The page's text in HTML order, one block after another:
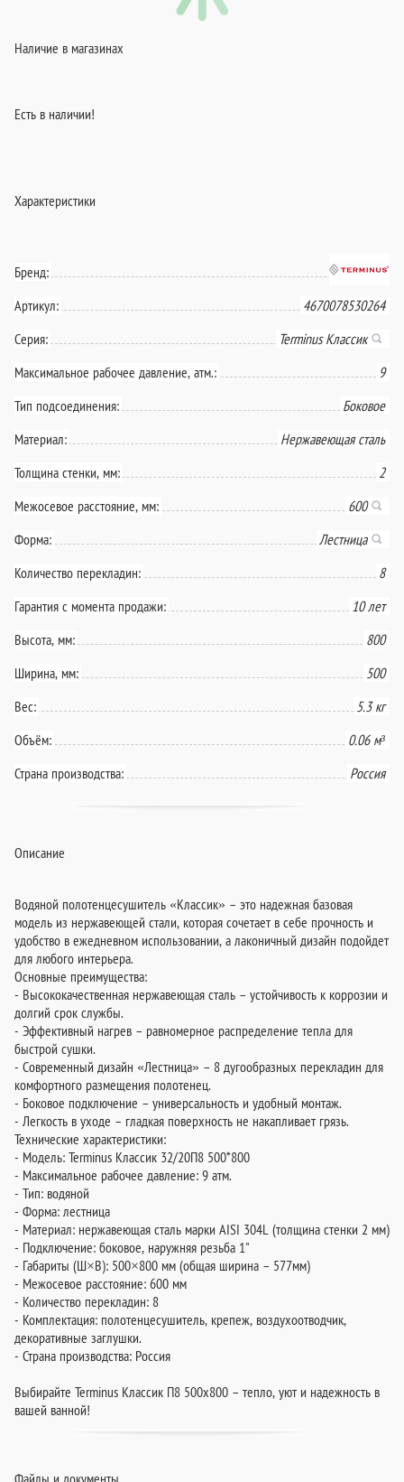
Наличие в магазинах
Есть в наличии!
Характеристики
Бренд:
Артикул:
4670078530264
Серия:
Terminus Классик
Максимальное рабочее давление, атм.:
9
Тип подсоединения:
Боковое
Материал:
Нержавеющая сталь
Толщина стенки, мм:
2
Межосевое расстояние, мм:
600
Форма:
Лестница
Количество перекладин:
8
Гарантия с момента продажи:
10 лет
Высота, мм:
800
Ширина, мм:
500
Вес:
5.3 кг
Объём:
0.06 м³
Страна производства:
Россия
Описание
Водяной полотенцесушитель «Классик» – это надежная базовая
модель из нержавеющей стали, которая сочетает в себе прочность и
удобство в ежедневном использовании, а лаконичный дизайн подойдет
для любого интерьера.
Основные преимущества:
- Высококачественная нержавеющая сталь – устойчивость к коррозии и
долгий срок службы.
- Эффективный нагрев – равномерное распределение тепла для
быстрой сушки.
- Современный дизайн «Лестница» – 8 дугообразных перекладин для
комфортного размещения полотенец.
- Боковое подключение – универсальность и удобный монтаж.
- Легкость в уходе – гладкая поверхность не накапливает грязь.
Технические характеристики:
- Модель: Terminus Классик 32/20П8 500*800
- Максимальное рабочее давление: 9 атм.
- Тип: водяной
- Форма: лестница
- Материал: нержавеющая сталь марки AISI 304L (толщина стенки 2 мм)
- Подключение: боковое, наружняя резьба 1"
- Габариты (Ш×В): 500×800 мм (общая ширина – 577мм)
- Межосевое расстояние: 600 мм
- Количество перекладин: 8
- Комплектация: полотенцесушитель, крепеж, воздухоотводчик,
декоративные заглушки.
- Страна производства: Россия
Выбирайте Terminus Классик П8 500х800 – тепло, уют и надежность в
вашей ванной!